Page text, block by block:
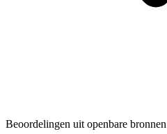
Beoordelingen uit openbare